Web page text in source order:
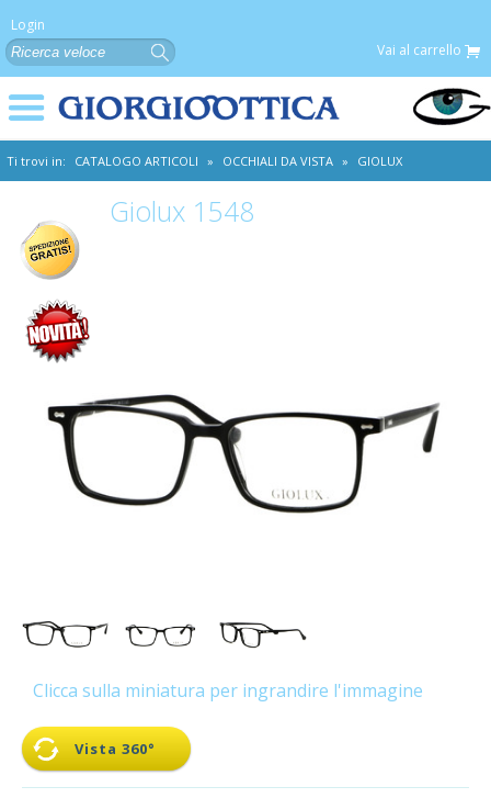
Login
Vai al carrello
Ti trovi in: CATALOGO ARTICOLI » OCCHIALI DA VISTA » GIOLUX
Giolux 1548
Clicca sulla miniatura per ingrandire l'immagine
Vista 360°